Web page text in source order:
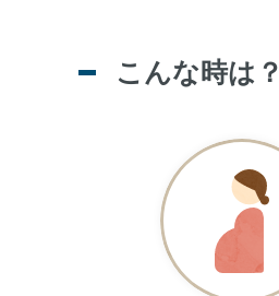
こんな時は？